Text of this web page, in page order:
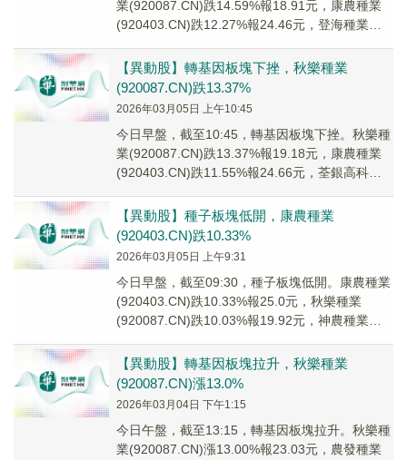
業(920087.CN)跌14.59%報18.91元，康農種業
(920403.CN)跌12.27%報24.46元，登海種業
【異動股】轉基因板塊下挫，秋樂種業
(920087.CN)跌13.37%
2026年03月05日 上午10:45
今日早盤，截至10:45，轉基因板塊下挫。秋樂種
業(920087.CN)跌13.37%報19.18元，康農種業
(920403.CN)跌11.55%報24.66元，荃銀高科
【異動股】種子板塊低開，康農種業
(920403.CN)跌10.33%
2026年03月05日 上午9:31
今日早盤，截至09:30，種子板塊低開。康農種業
(920403.CN)跌10.33%報25.0元，秋樂種業
(920087.CN)跌10.03%報19.92元，神農種業
【異動股】轉基因板塊拉升，秋樂種業
(920087.CN)漲13.0%
2026年03月04日 下午1:15
今日午盤，截至13:15，轉基因板塊拉升。秋樂種
業(920087.CN)漲13.00%報23.03元，農發種業